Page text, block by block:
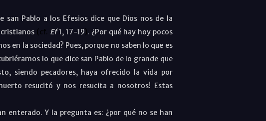
san Pablo a los Efesios dice que Dios nos de la
(cf. Ef1, 17-19). ¿Por qué hay hoy pocos
en la sociedad? Pues, porque no saben lo que es
lo que dice san Pablo de lo grande que
siendo pecadores, haya ofrecido la vida por
resucitó y nos resucita a nosotros! Estas
enterado. Y la pregunta es: ¿por qué no se han